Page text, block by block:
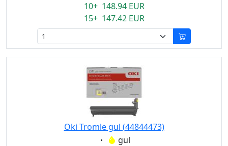
10+ 148.94 EUR
15+ 147.42 EUR
Oki Tromle gul (44844473)
Eigenschaft:
gul